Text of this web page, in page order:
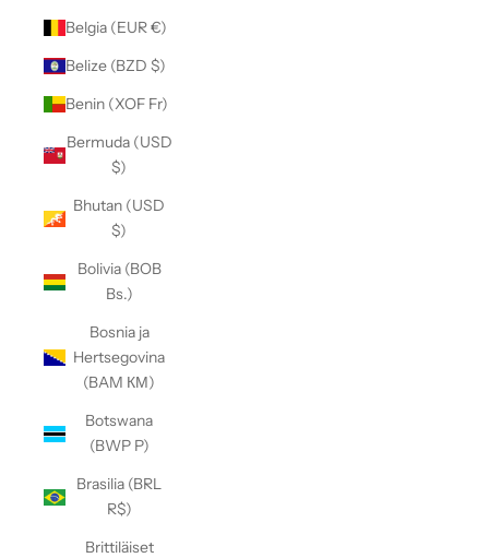
Belgia (EUR €)
Belize (BZD $)
Benin (XOF Fr)
Bermuda (USD
$)
Bhutan (USD
$)
Bolivia (BOB
Bs.)
Bosnia ja
Hertsegovina
(BAM КМ)
Botswana
(BWP P)
Brasilia (BRL
R$)
Brittiläiset